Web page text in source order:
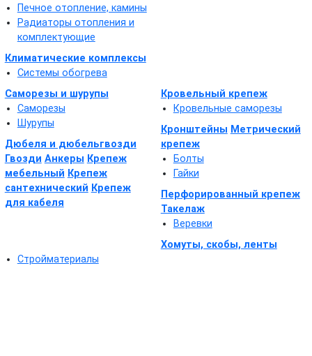
Печное отопление, камины
Радиаторы отопления и
комплектующие
Климатические комплексы
Системы обогрева
Саморезы и шурупы
Саморезы
Шурупы
Дюбеля и дюбельгвозди
Гвозди Анкеры Крепеж
мебельный Крепеж
сантехнический Крепеж
для кабеля
Кровельный крепеж
Кровельные саморезы
Кронштейны Метрический
крепеж
Болты
Гайки
Перфорированный крепеж
Такелаж
Веревки
Хомуты, скобы, ленты
Стройматериалы